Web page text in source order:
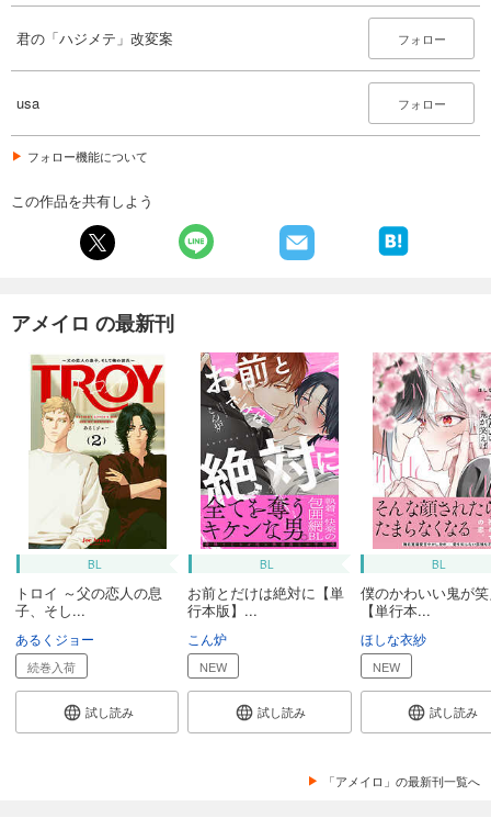
君の「ハジメテ」改変案 フォロー
usa フォロー
フォロー機能について
この作品を共有しよう
アメイロ の最新刊
BL
トロイ ～父の恋人の息
子、そし...
あるくジョー
続巻入荷
試し読み
BL
お前とだけは絶対に【単
行本版】...
こん炉
NEW
試し読み
BL
僕のかわいい鬼が
【単行本...
ほしな衣紗
NEW
試し読み
「アメイロ」の最新刊一覧へ